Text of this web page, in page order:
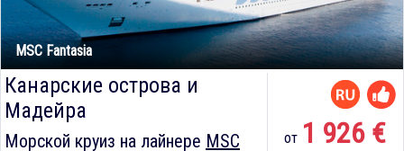
MSC Fantasia
Канарские острова и
Мадейра
Морской круиз на лайнере MSC
от 1 926 €